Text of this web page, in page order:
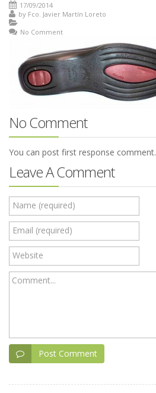
17/09/2014
by Fco. Javier Martín Loreto
No Comment
No Comment
You can post first response comment.
Leave A Comment
Name (required)
Email (required)
Website
Comment...
Post Comment